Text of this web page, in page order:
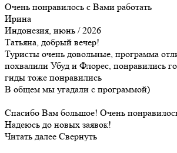
Очень понравилось с Вами работать
Ирина
Индонезия, июнь / 2026
Татьяна, добрый вечер!
Туристы очень довольные, программа
похвалили Убуд и Флорес, понравились
гиды тоже понравились
В общем мы угадали с программой)
Спасибо Вам большое! Очень
Надеюсь до новых заявок!
Читать далее Свернуть